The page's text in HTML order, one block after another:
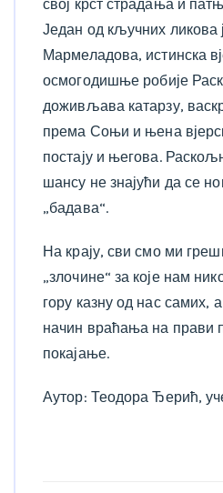
свој крст страдања и
Један од кључних
Мармеладова, истинска
осмогодишње робије
доживљава катарзу,
према Соњи и њена
постају и његова.
шансу не знајући да се
„бадава“.
На крају, сви смо ми
„злочине“ за које нам
гору казну од нас самих,
начин враћања на прави
покајање.
Аутор: Теодора Ђерић,